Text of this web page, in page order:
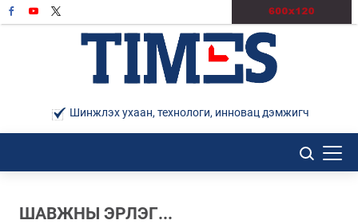
Шинжлэх ухаан, технологи, инновац дэмжигч
ШАВЖНЫ ЭРЛЭГ...